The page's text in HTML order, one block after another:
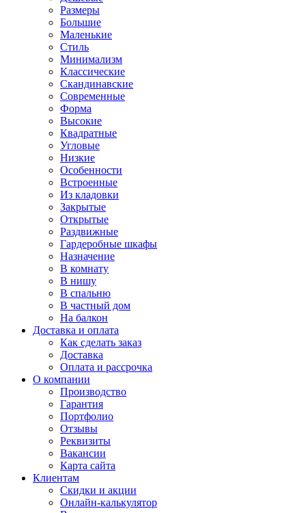
Размеры
Большие
Маленькие
Стиль
Минимализм
Классические
Скандинавские
Современные
Форма
Высокие
Квадратные
Угловые
Низкие
Особенности
Встроенные
Из кладовки
Закрытые
Открытые
Раздвижные
Гардеробные шкафы
Назначение
В комнату
В нишу
В спальню
В частный дом
На балкон
Доставка и оплата
Как сделать заказ
Доставка
Оплата и рассрочка
О компании
Производство
Гарантия
Портфолио
Отзывы
Реквизиты
Вакансии
Карта сайта
Клиентам
Скидки и акции
Онлайн-калькулятор